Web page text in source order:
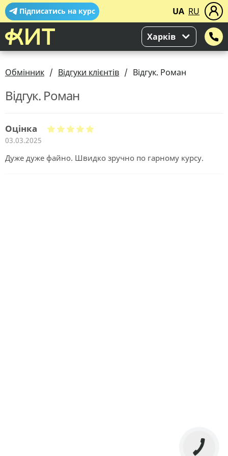
Підписатись на курс UA RU
Харків
Обмінник Відгуки клієнтів Відгук. Роман
Відгук. Роман
Оцінка
03.03.2025
Дуже дуже файно. Швидко зручно по гарному курсу.